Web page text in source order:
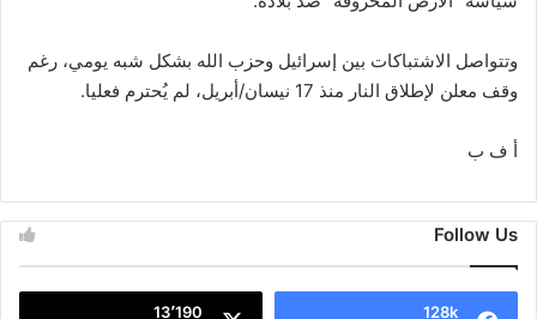
وتتواصل الاشتباكات بين إسرائيل وحزب الله بشكل شبه يومي، رغم
وقف معلن لإطلاق النار منذ 17 نيسان/أبريل، لم يُحترم فعليا.
أ ف ب
Follow Us
128k 13٬190